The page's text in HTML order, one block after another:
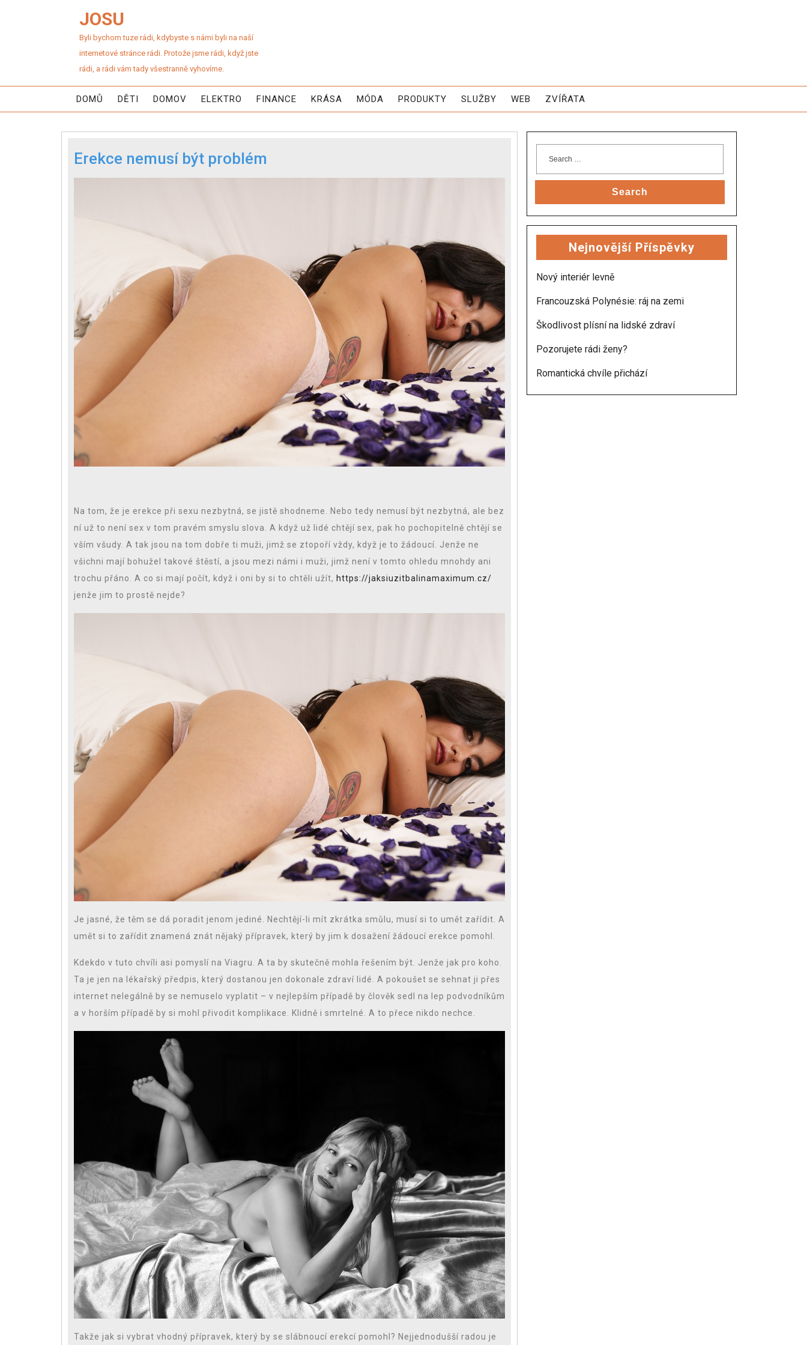
JOSU
Byli bychom tuze rádi, kdybyste s námi byli na naší
internetové stránce rádi. Protože jsme rádi, když jste
rádi, a rádi vám tady všestranně vyhovíme.
DOMŮ DĚTI DOMOV ELEKTRO FINANCE KRÁSA MÓDA PRODUKTY SLUŽBY WEB ZVÍŘATA
Erekce nemusí být problém
Na tom, že je erekce při sexu nezbytná, se jistě shodneme. Nebo tedy nemusí být nezbytná, ale bez
ní už to není sex v tom pravém smyslu slova. A když už lidé chtějí sex, pak ho pochopitelně chtějí se
vším všudy. A tak jsou na tom dobře ti muži, jimž se ztopoří vždy, když je to žádoucí. Jenže ne
všichni mají bohužel takové štěstí, a jsou mezi námi i muži, jimž není v tomto ohledu mnohdy ani
trochu přáno. A co si mají počít, když i oni by si to chtěli užít, https://jaksiuzitbalinamaximum.cz/
jenže jim to prostě nejde?
Je jasné, že těm se dá poradit jenom jediné. Nechtějí-li mít zkrátka smůlu, musí si to umět zařídit. A
umět si to zařídit znamená znát nějaký přípravek, který by jim k dosažení žádoucí erekce pomohl.
Kdekdo v tuto chvíli asi pomyslí na Viagru. A ta by skutečně mohla řešením být. Jenže jak pro koho.
Ta je jen na lékařský předpis, který dostanou jen dokonale zdraví lidé. A pokoušet se sehnat ji přes
internet nelegálně by se nemuselo vyplatit – v nejlepším případě by člověk sedl na lep podvodníkům
a v horším případě by si mohl přivodit komplikace. Klidně i smrtelné. A to přece nikdo nechce.
Takže jak si vybrat vhodný přípravek, který by se slábnoucí erekcí pomohl? Nejjednodušší radou je
Search
Nejnovější Příspěvky
Nový interiér levně
Francouzská Polynésie: ráj na zemi
Škodlivost plísní na lidské zdraví
Pozorujete rádi ženy?
Romantická chvíle přichází